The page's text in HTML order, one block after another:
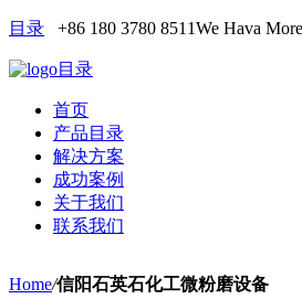
目录 +86 180 3780 8511We Hava
目录
首页
产品目录
解决方案
成功案例
关于我们
联系我们
Home/信阳石英石化工微粉磨设备